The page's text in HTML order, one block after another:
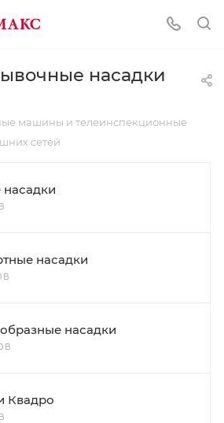
насадки
машины и телеинспекционные
сетей
насадки
насадки
Квадро